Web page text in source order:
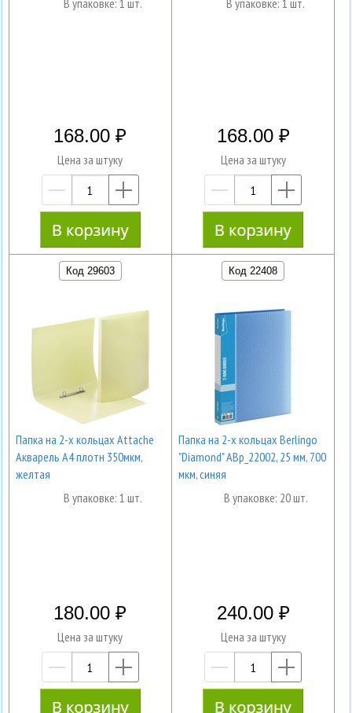
В упаковке: 1 шт.
168.00
Цена за штуку
—
В упаковке: 1 шт.
168.00
Цена за штуку
—
Код 29603
Папка на 2-х кольцах Attache
Акварель А4 плотн 350мкм,
желтая
В упаковке: 1 шт.
180.00
Цена за штуку
—
Код 22408
Папка на 2-х кольцах Berlingo
"Diamond" ABp_22002, 25 мм, 700
мкм, синяя
В упаковке: 20 шт.
240.00
Цена за штуку
—